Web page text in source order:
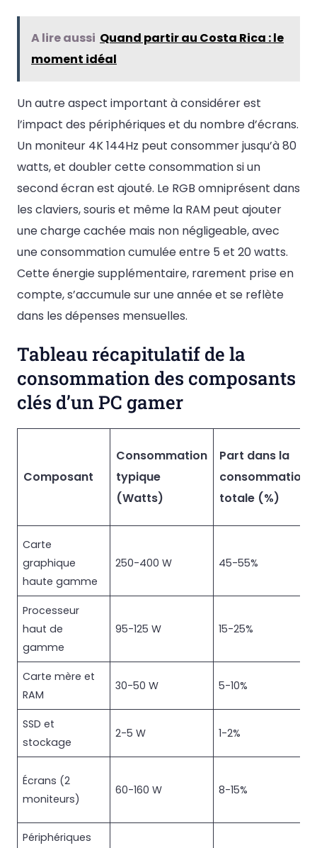
A lire aussi Quand partir au Costa Rica : le
moment idéal
Un autre aspect important à considérer est
l’impact des périphériques et du nombre d’écrans.
Un moniteur 4K 144Hz peut consommer jusqu’à 80
watts, et doubler cette consommation si un
second écran est ajouté. Le RGB omniprésent dans
les claviers, souris et même la RAM peut ajouter
une charge cachée mais non négligeable, avec
une consommation cumulée entre 5 et 20 watts.
Cette énergie supplémentaire, rarement prise en
compte, s’accumule sur une année et se reflète
dans les dépenses mensuelles.
Tableau récapitulatif de la
consommation des composants
clés d’un PC gamer
Composant
Consommation
typique
(Watts)
Part dans la
consommation
totale (%)
Carte
graphique
haute gamme
250-400 W 45-55%
Processeur
haut de
gamme
95-125 W 15-25%
Carte mère et
RAM
30-50 W 5-10%
SSD et
stockage
2-5 W 1-2%
Écrans (2
moniteurs)
60-160 W 8-15%
Périphériques